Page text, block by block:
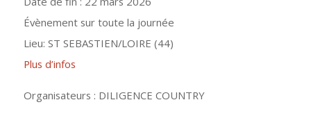
Évènement sur toute la journée
Lieu: ST SEBASTIEN/LOIRE (44)
Plus d’infos
Organisateurs : DILIGENCE COUNTRY